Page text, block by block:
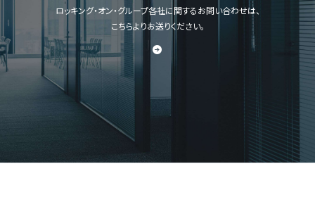
ロッキング・オン・グループ各社に関するお問い合わせは、
こちらよりお送りください。